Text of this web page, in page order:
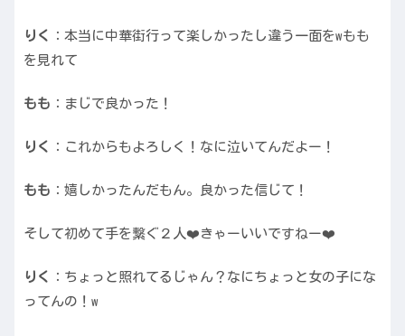
りく
：本当に中華街行って楽しかったし違う一面をwもも
を見れて
もも ：まじで良かった！
りく ：これからもよろしく！なに泣いてんだよー！
もも ：嬉しかったんだもん。良かった信じて！
そして初めて手を繋ぐ２人❤️きゃーいいですねー❤️
りく
：ちょっと照れてるじゃん？なにちょっと女の子にな
ってんの！w